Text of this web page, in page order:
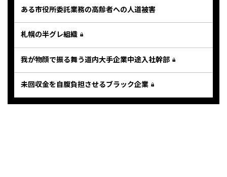
ある市役所委託業務の高齢者への人道被害
札幌の半グレ組織
我が物顔で振る舞う道内大手企業中途入社幹部
未回収金を自腹負担させるブラック企業